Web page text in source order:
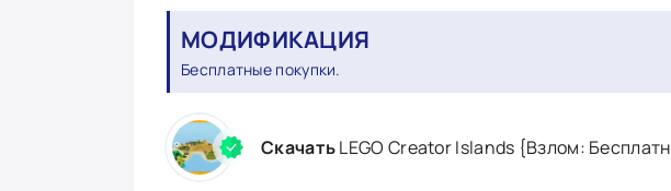
МОДИФИКАЦИЯ
Бесплатные покупки.
СкачатьLEGO Creator Islands {Взлом: